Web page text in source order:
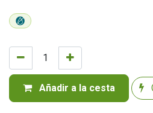
Añadir a la cesta